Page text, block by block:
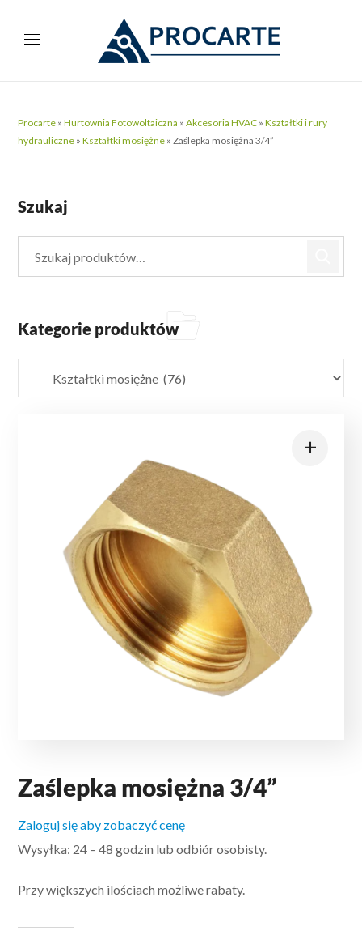
Procarte »Hurtownia Fotowoltaiczna »Akcesoria HVAC »Kształtki i rury
hydrauliczne »Kształtki mosiężne »Zaślepka mosiężna 3/4”
Zaślepka mosiężna 3/4”
Zaloguj się aby zobaczyć cenę
Wysyłka: 24 – 48 godzin lub odbiór osobisty.
Przy większych ilościach możliwe rabaty.
Szukaj
Kategorie produktów